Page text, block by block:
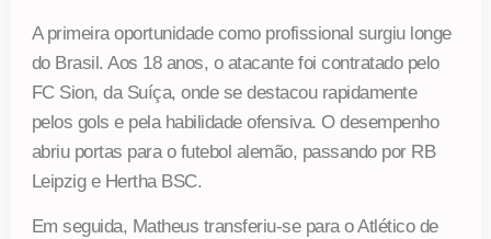
A primeira oportunidade como profissional surgiu longe
do Brasil. Aos 18 anos, o atacante foi contratado pelo
FC Sion, da Suíça, onde se destacou rapidamente
pelos gols e pela habilidade ofensiva. O desempenho
abriu portas para o futebol alemão, passando por RB
Leipzig e Hertha BSC.
Em seguida, Matheus transferiu-se para o Atlético de